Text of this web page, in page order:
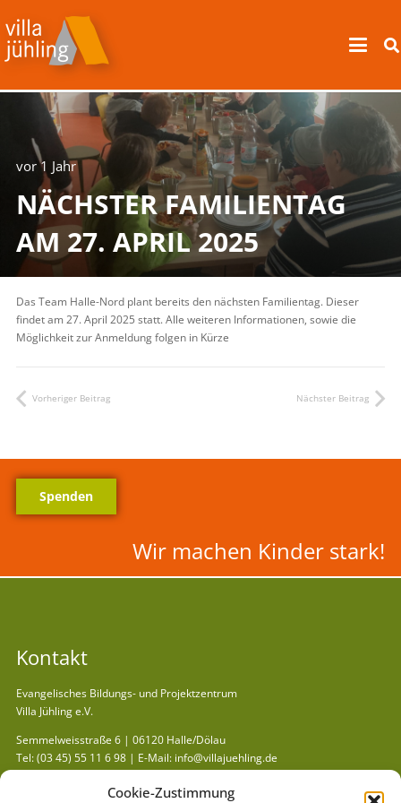
Cookie-Zustimmung
vor 1 Jahr
NÄCHSTER FAMILIENTAG
AM 27. APRIL 2025
Das Team Halle-Nord plant bereits den nächsten Familientag. Dieser
findet am 27. April 2025 statt. Alle weiteren Informationen, sowie die
Möglichkeit zur Anmeldung folgen in Kürze
Vorheriger Beitrag Nächster Beitrag
Spenden
Wir machen Kinder stark!
Kontakt
Evangelisches Bildungs- und Projektzentrum
Villa Jühling e.V.
Semmelweisstraße 6 | 06120 Halle/Dölau
Tel:(03 45) 55 11 6 98 | E-Mail: info@villajuehling.de